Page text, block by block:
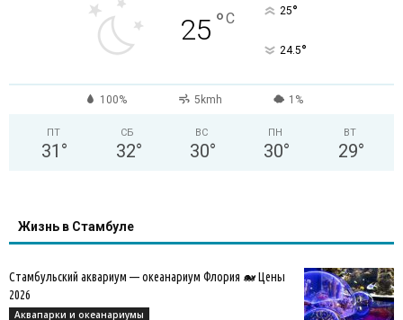
25 °C 25°
24.5°
100% 5kmh 1%
ПТ
31 °
СБ
32°
ВС
30°
ПН
30°
ВТ
29°
Жизнь в Стамбуле
Стамбульский аквариум — океанариум Флория 🐋 Цены
2026
Аквапарки и океанариумы